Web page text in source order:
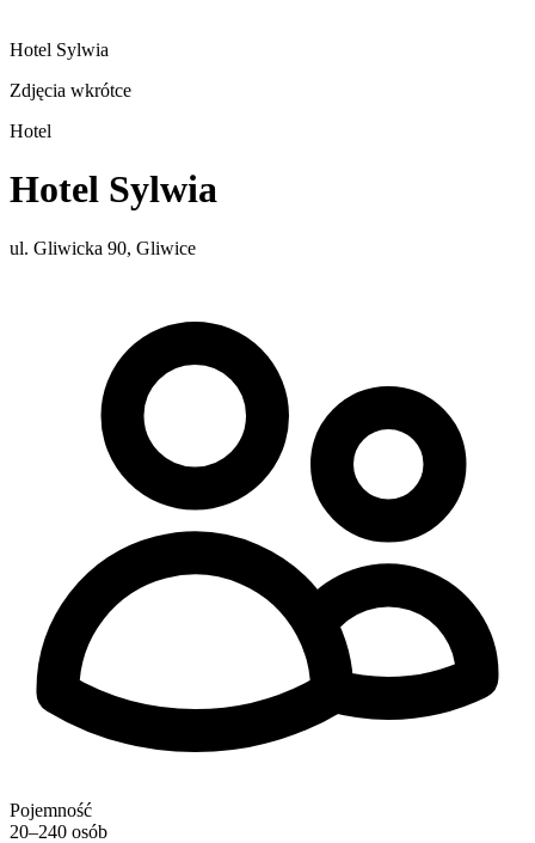
Hotel Sylwia
Zdjęcia wkrótce
Hotel
Hotel Sylwia
ul. Gliwicka 90, Gliwice
Pojemność
20–240 osób